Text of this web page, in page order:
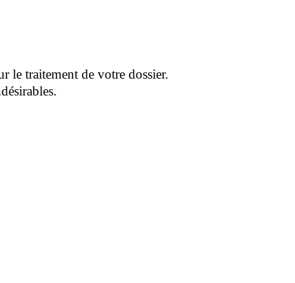
le traitement de votre dossier.